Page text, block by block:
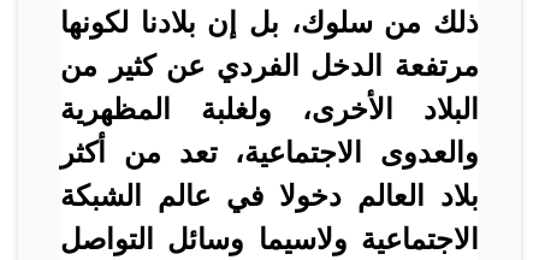
ذلك من سلوك، بل إن بلادنا لكونها
مرتفعة الدخل الفردي عن كثير من
البلاد الأخرى، ولغلبة المظهرية
والعدوى الاجتماعية، تعد من أكثر
بلاد العالم دخولا في عالم الشبكة
الاجتماعية ولاسيما وسائل التواصل